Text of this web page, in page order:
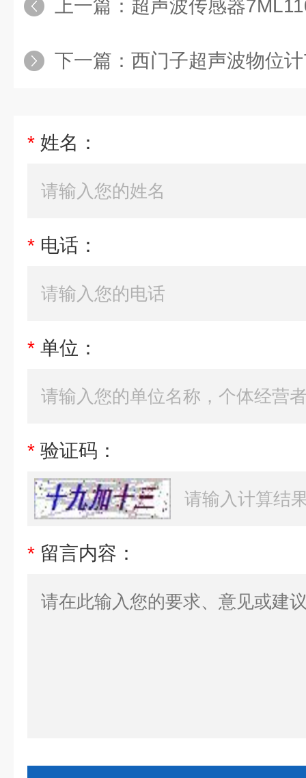
上一篇： 超声波传感器
下一篇： 西门子超声波物位计
* 姓名：
* 电话：
* 单位：
* 验证码：
* 留言内容：